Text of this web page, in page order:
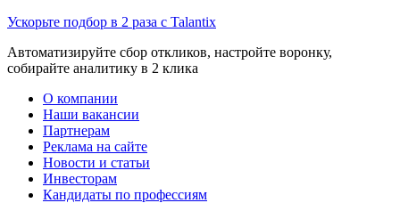
Ускорьте подбор в 2 раза с Talantix
Автоматизируйте сбор откликов, настройте воронку,
собирайте аналитику в 2 клика
О компании
Наши вакансии
Партнерам
Реклама на сайте
Новости и статьи
Инвесторам
Кандидаты по профессиям